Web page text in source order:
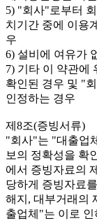
5) "회사"로부터
치기간 중에 이용
우
6) 설비에 여유가
7) 기타 이 약관에
확인된 경우 및 "
인정하는 경우
제8조(증빙서류)
"회사"는 "대출업
보의 정확성을 확
에서 증빙자료의
당하게 증빙자료
해지, 대부거래의
출업체"는 이로